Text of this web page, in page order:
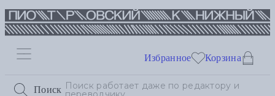
Поиск
Избранное Корзина